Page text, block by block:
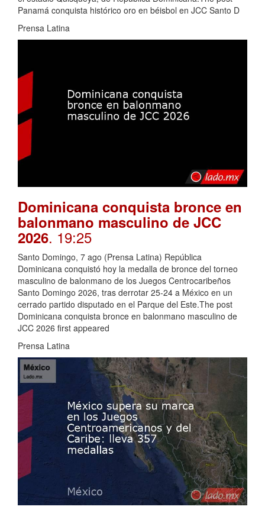
Panamá conquista histórico oro en béisbol en JCC Santo D
Prensa Latina
Dominicana conquista bronce en
balonmano masculino de JCC
2026. 19:25
Santo Domingo, 7 ago (Prensa Latina) República
Dominicana conquistó hoy la medalla de bronce del torneo
masculino de balonmano de los Juegos Centrocaribeños
Santo Domingo 2026, tras derrotar 25-24 a México en un
cerrado partido disputado en el Parque del Este.The post
Dominicana conquista bronce en balonmano masculino de
JCC 2026 first appeared
Prensa Latina